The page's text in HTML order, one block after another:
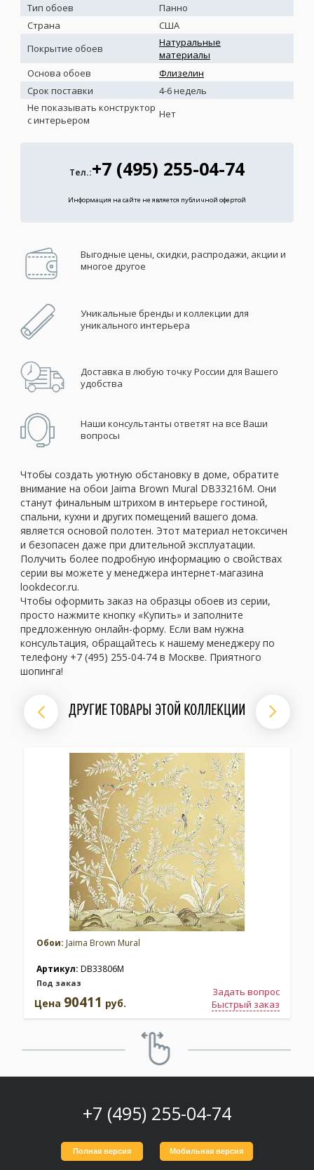
Тип обоев
Панно
Страна
США
Покрытие обоев
Натуральные
материалы
Основа обоев
Флизелин
Срок поставки
4-6 недель
Не показывать конструктор
с интерьером
Нет
Тел.:+7 (495) 255-04-74
Информация на сайте не является публичной офертой
Выгодные цены, скидки, распродажи, акции и
многое другое
Уникальные бренды и коллекции для
уникального интерьера
Доставка в любую точку России для Вашего
удобства
Наши консультанты ответят на все Ваши
вопросы
Чтобы создать уютную обстановку в доме, обратите
внимание на обои Jaima Brown Mural DB33216M. Они
станут финальным штрихом в интерьере гостиной,
спальни, кухни и других помещений вашего дома.
является основой полотен. Этот материал нетоксичен
и безопасен даже при длительной эксплуатации.
Получить более подробную информацию о свойствах
серии вы можете у менеджера интернет-магазина
lookdecor.ru.
Чтобы оформить заказ на образцы обоев из серии,
просто нажмите кнопку «Купить» и заполните
предложенную онлайн-форму. Если вам нужна
консультация, обращайтесь к нашему менеджеру по
телефону +7 (495) 255-04-74 в Москве. Приятного
шопинга!
ДРУГИЕ ТОВАРЫ ЭТОЙ КОЛЛЕКЦИИ
Обои: Jaima Brown Mural
Артикул: DB33806M
Под заказ
Задать вопрос
Быстрый заказ
Цена 90411 руб.
+7 (495) 255-04-74
Полная версия Мобильная версия